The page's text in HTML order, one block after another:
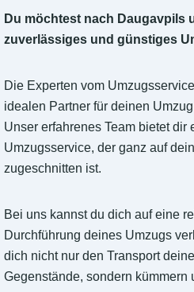
Du möchtest nach Daugavpils
zuverlässiges und günstiges
Die Experten vom
idealen Partner für deinen
Unser erfahrenes Team bietet dir
Umzugsservice, der ganz auf
zugeschnitten ist.
Bei uns kannst du dich auf eine
Durchführung deines Umzugs
dich nicht nur den Transport
Gegenstände, sondern kümmern